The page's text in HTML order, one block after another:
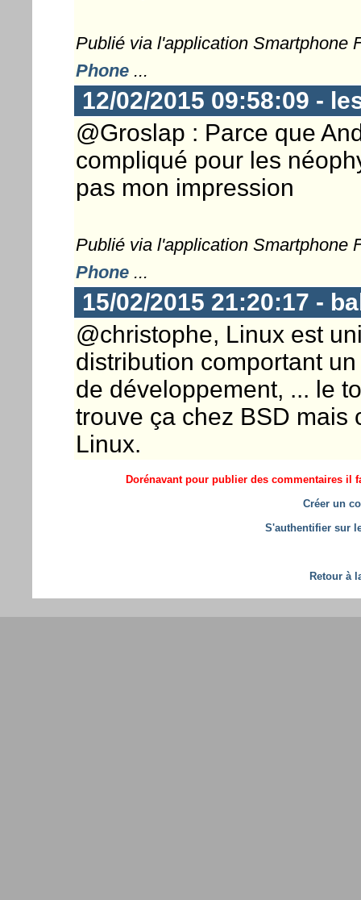
Publié via l'application Smartphone
Phone...
12/02/2015 09:58:09 -
@Groslap : Parce que
compliqué pour les
pas mon impression
Publié via l'application Smartphone
Phone...
15/02/2015 21:20:17 -
@christophe, Linux est
distribution comportant
de développement, ... le
trouve ça chez BSD mais
Linux.
Dorénavant pour publier des commentaires il
Créer un
S'authentifier sur
Retour à